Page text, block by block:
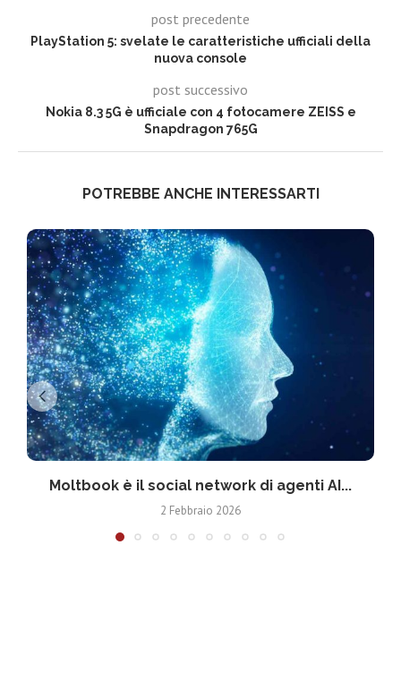
post precedente
PlayStation 5: svelate le caratteristiche ufficiali della
nuova console
post successivo
Nokia 8.3 5G è ufficiale con 4 fotocamere ZEISS e
Snapdragon 765G
POTREBBE ANCHE INTERESSARTI
Moltbook è il social network di agenti AI...
2 Febbraio 2026